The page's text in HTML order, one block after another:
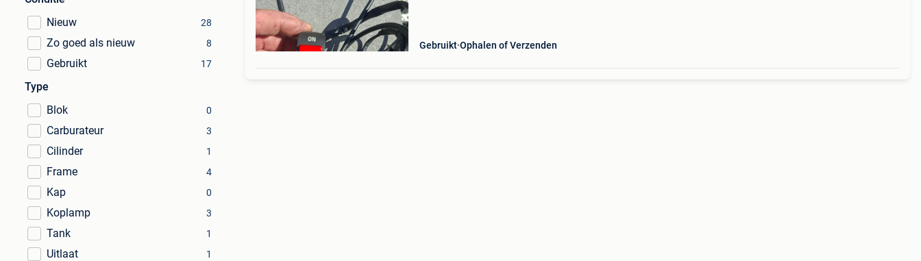
Nieuw
28
Zo goed als nieuw 8
Gebruikt 17
Type
Blok
0
Carburateur 3
Cilinder 1
Frame 4
Kap 0
Koplamp 3
Tank 1
Uitlaat 1
Gebruikt Ophalen of Verzenden